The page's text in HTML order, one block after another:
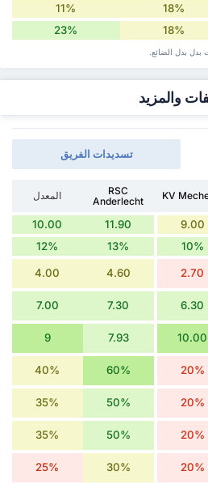
18%
11%
18%
23%
والمزيد
تسديدات الفريق
KV
RSC
Anderlecht
المعدل
9.00
11.90
10.00
10%
13%
12%
2.70
4.60
4.00
6.30
7.30
7.00
10.00
7.93
9
20%
60%
40%
20%
50%
35%
20%
50%
35%
20%
30%
25%